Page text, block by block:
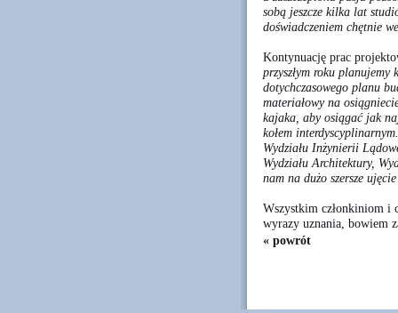
sobą jeszcze kilka lat
doświadczeniem chętnie
Kontynuację prac
przyszłym roku
dotychczasowego planu
materiałowy na
kajaka, aby osiągać jak
kołem
Wydziału Inżynierii
Wydziału Architektury,
nam na dużo szersze
Wszystkim członkiniom i
wyrazy uznania, bowiem
« powrót